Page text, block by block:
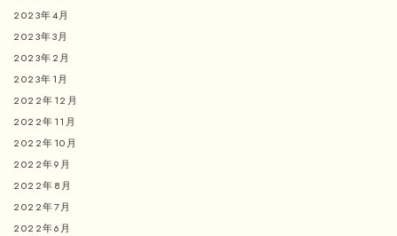
2023年4月
2023年3月
2023年2月
2023年1月
2022年12月
2022年11月
2022年10月
2022年9月
2022年8月
2022年7月
2022年6月